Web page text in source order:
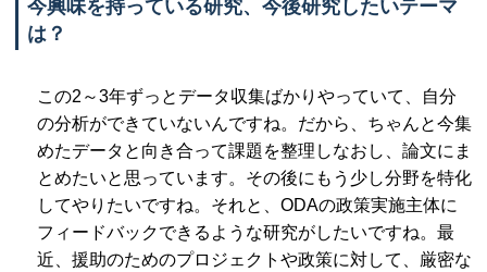
今興味を持っている研究、今後研究したいテーマ
は？
この2～3年ずっとデータ収集ばかりやっていて、自分
の分析ができていないんですね。だから、ちゃんと今集
めたデータと向き合って課題を整理しなおし、論文にま
とめたいと思っています。その後にもう少し分野を特化
してやりたいですね。それと、ODAの政策実施主体に
フィードバックできるような研究がしたいですね。最
近、援助のためのプロジェクトや政策に対して、厳密な